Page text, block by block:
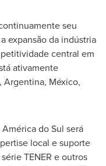
seu
expansão da indústria
central em
ativamente
, Argentina, México,
do Sul será
local e suporte
TENER e outros